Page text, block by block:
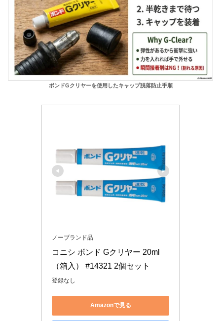
ボンドGクリヤーを使用したキャップ脱落防止手順
ノーブランド品
コニシ ボンド Gクリヤー 20ml
（箱入） #14321 2個セット
登録なし
Amazonで見る